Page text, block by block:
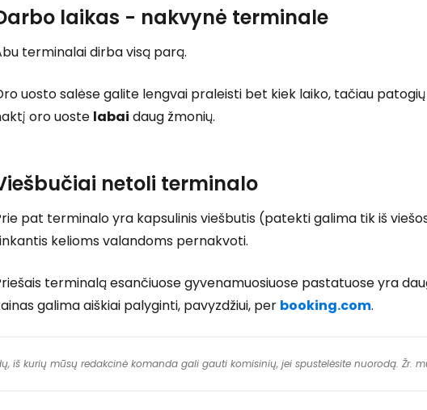
laikas - nakvynė terminale
terminalai dirba visą parą.
uosto salėse galite lengvai praleisti bet kiek laiko, tačiau
oro uoste labai daug žmonių.
netoli terminalo
pat terminalo yra kapsulinis viešbutis (patekti galima tik iš
kelioms valandoms pernakvoti.
terminalą esančiuose gyvenamuosiuose pastatuose yra
galima aiškiai palyginti, pavyzdžiui, per booking.com.
iš kurių mūsų redakcinė komanda gali gauti komisinių, jei spustelėsite nuorodą. Žr.